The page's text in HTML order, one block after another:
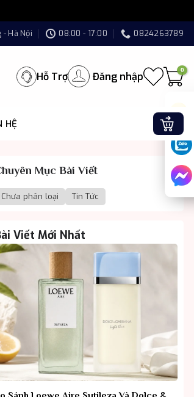
- Hà Nội 08:00 - 17:00 0824263789
Hỗ Trợ Đăng nhập
HỆ
Mục Bài Viết
Chưa phân loại Tin Tức
Viết Mới Nhất